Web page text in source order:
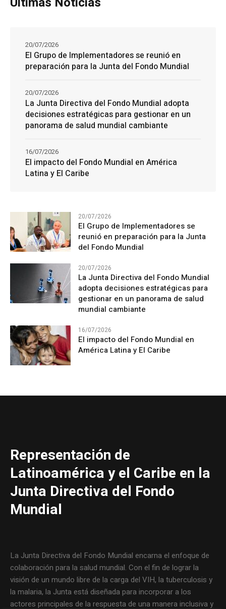
El Grupo de Implementadores se reunió en
preparación para la Junta del Fondo Mundial
20/07/2026
La Junta Directiva del Fondo Mundial adopta
decisiones estratégicas para gestionar en un
panorama de salud mundial cambiante
20/07/2026
El impacto del Fondo Mundial en América
Latina y El Caribe
16/07/2026
20/07/2026
El Grupo de Implementadores se
reunió en preparación para la Junta
del Fondo Mundial
20/07/2026
La Junta Directiva del Fondo Mundial
adopta decisiones estratégicas para
gestionar en un panorama de salud
mundial cambiante
16/07/2026
El impacto del Fondo Mundial en
América Latina y El Caribe
Representación de
Latinoamérica y el Caribe en la
Junta Directiva del Fondo
Mundial
La Junta Directiva del Fondo Mundial encarna el enfoque de
colaboración para la salud mundial. Con el fin de lograr la
visión de un mundo libre de la carga del VIH, la tuberculosis y
la malaria, la Junta está diseñada para incorporar a los
actores principales de la respuesta de una manera inclusiva y